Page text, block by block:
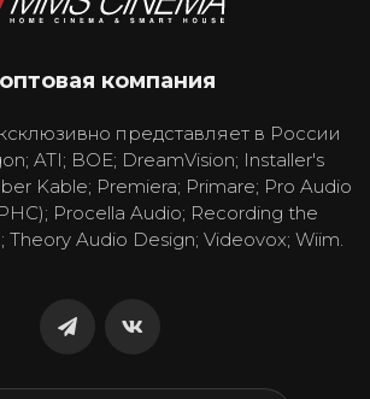
компания
представляет в России
ATI; BOE; DreamVision; Installer's
Kable; Premiera; Primare; Pro Audio
Procella Audio; Recording the
Theory Audio Design; Videovox; Wiim.